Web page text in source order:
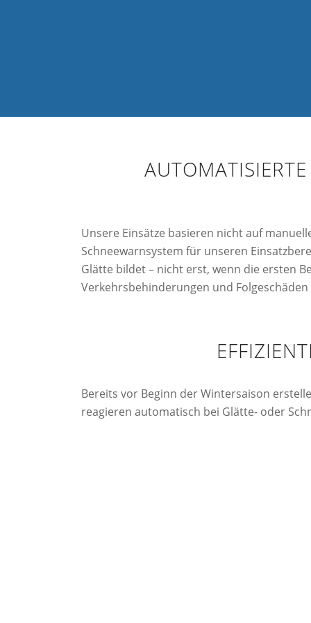
Unsere Einsätze basieren nicht auf
Schneewarnsystem für unseren
Glätte bildet – nicht erst, wenn die ersten
Verkehrsbehinderungen und
Bereits vor Beginn der Wintersaison
reagieren automatisch bei Glätte- oder